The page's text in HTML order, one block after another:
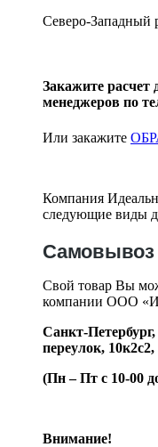
Северо-Западный
Закажите расчет
менеджеров по
Или закажите
Компания
следующие виды
Самовывоз
Свой товар Вы
компании ООО
Санкт-
переулок, 10к2с2,
(Пн – Пт с 10-00
Внимание!